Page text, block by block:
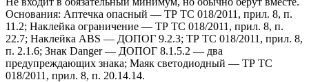
Основания: Аптечка опасный — ТР ТС 018/2011, прил. 8, п.
11.2; Наклейка ограничение — ТР ТС 018/2011, прил. 8, п.
22.7; Наклейка ABS — ДОПОГ 9.2.3; ТР ТС 018/2011, прил. 8,
п. 2.1.6; Знак Danger — ДОПОГ 8.1.5.2 — два
предупреждающих знака; Маяк светодиодный — ТР ТС
018/2011, прил. 8, п. 20.14.14.